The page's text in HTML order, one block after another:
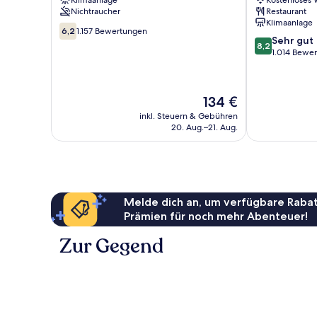
Nichtraucher
6.2
von
6,2 1.157 Bewertungen
Der
Preis
beträgt
134 €
inkl. Steuern & Gebühren
20. Aug.–21. Aug.
Restaurant
Klimaanlage
8.2
von
8,2 Sehr gut
1.014
Melde dich an, um verfügbare
Prämien für noch mehr Abenteuer!
Zur Gegend